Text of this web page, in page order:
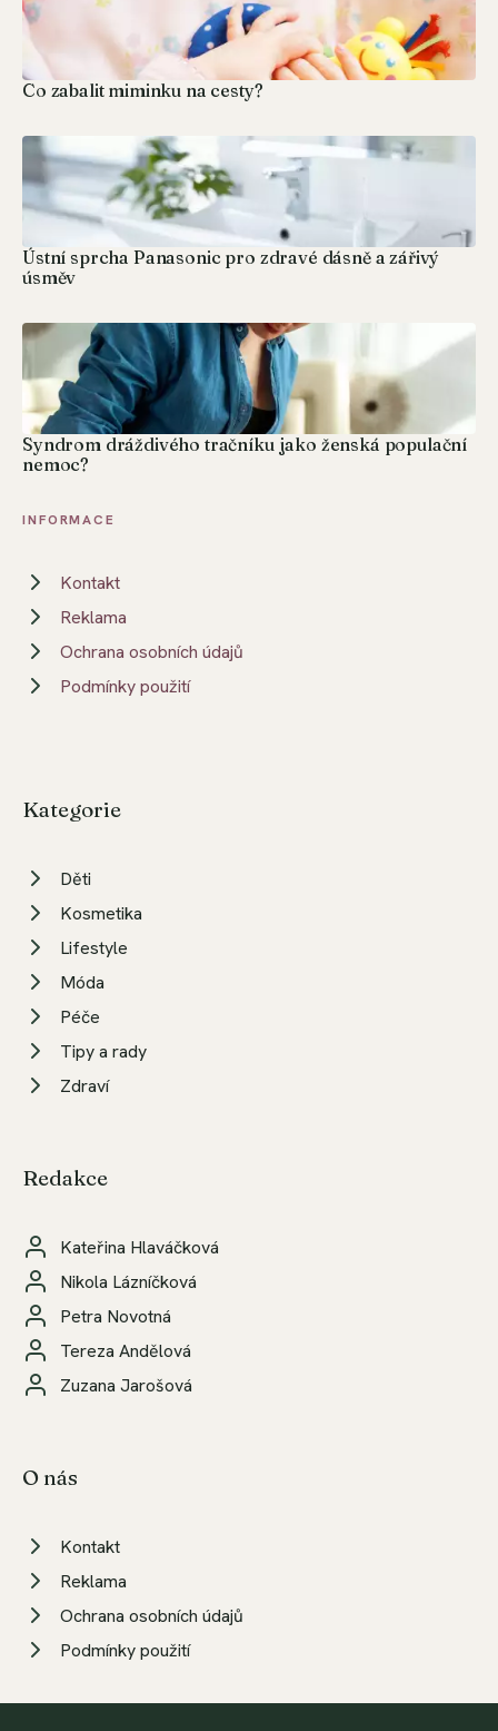
Co zabalit miminku na cesty?
Ústní sprcha Panasonic pro zdravé dásně a zářivý
úsměv
Syndrom dráždivého tračníku jako ženská populační
nemoc?
INFORMACE
Kontakt
Reklama
Ochrana osobních údajů
Podmínky použití
Kategorie
Děti
Kosmetika
Lifestyle
Móda
Péče
Tipy a rady
Zdraví
Redakce
Kateřina Hlaváčková
Nikola Lázníčková
Petra Novotná
Tereza Andělová
Zuzana Jarošová
O nás
Kontakt
Reklama
Ochrana osobních údajů
Podmínky použití